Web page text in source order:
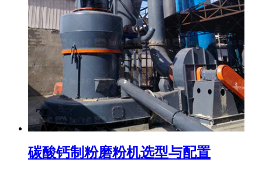
碳酸钙制粉磨粉机选型与配置